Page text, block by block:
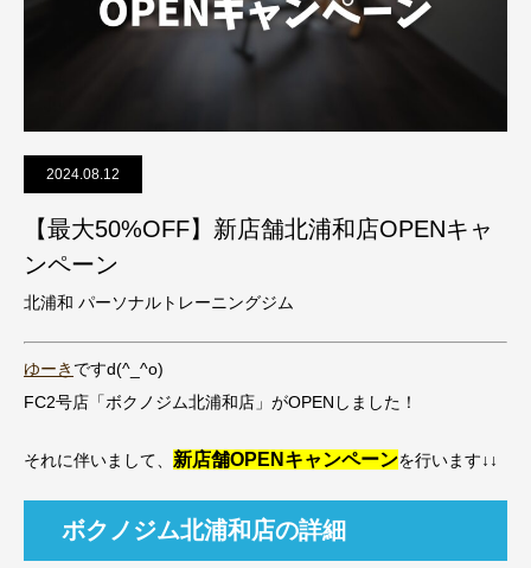
2024.08.12
【最大50%OFF】新店舗北浦和店OPENキャ
ンペーン
北浦和 パーソナルトレーニングジム
ゆーき ですd(^_^o)
FC2号店「ボクノジム北浦和店」がOPENしました！
それに伴いまして、 新店舗OPENキャンペーンを行います↓↓
ボクノジム北浦和店の詳細